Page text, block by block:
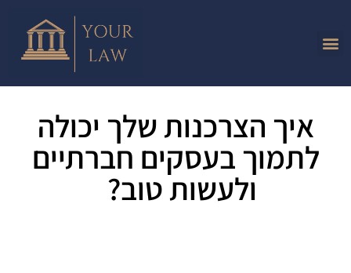
איך הצרכנות שלך יכולה
לתמוך בעסקים חברתיים
ולעשות טוב?